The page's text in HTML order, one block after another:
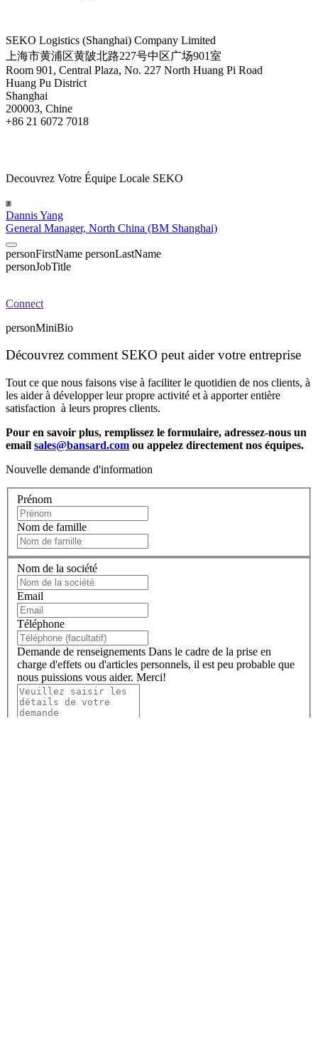
SEKO Logistics (Shanghai) Company Limited
上海市黄浦区黄陂北路227号中区广场901室
Room 901, Central Plaza, No. 227 North Huang Pi Road
Huang Pu District
Shanghai
200003, Chine
+86 21 6072 7018
Decouvrez Votre Équipe Locale SEKO
Dannis Yang
General Manager, North China (BM Shanghai)
personFirstName personLastName
personJobTitle
Connect
personMiniBio
Découvrez comment SEKO peut aider votre entreprise
Tout ce que nous faisons vise à faciliter le quotidien de nos clients, à
les aider à développer leur propre activité et à apporter entière
satisfaction à leurs propres clients.
Pour en savoir plus, remplissez le formulaire, adressez-nous un
email sales@bansard.com ou appelez directement nos équipes.
Nouvelle demande d'information
Prénom
Nom de famille
Nom de la société
Email
Téléphone
Demande de renseignements Dans le cadre de la prise en
charge d'effets ou d'articles personnels, il est peu probable que
nous puissions vous aider. Merci!